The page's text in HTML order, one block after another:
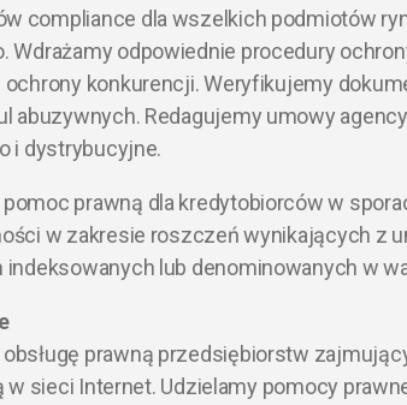
compliance dla wszelkich podmiotów
Wdrażamy odpowiednie procedury
konkurencji. Weryfikujemy
abuzywnych. Redagujemy umowy
i dystrybucyjne.
prawną dla kredytobiorców w
w zakresie roszczeń wynikających z
indeksowanych lub denominowanych w
prawną przedsiębiorstw
w sieci Internet. Udzielamy pomocy